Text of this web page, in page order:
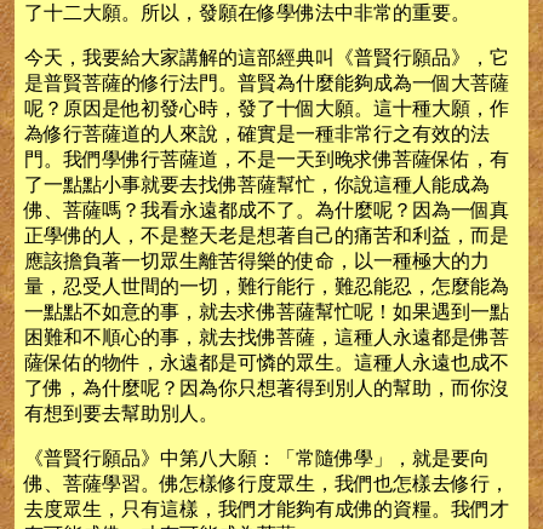
了十二大願。所以，發願在修學佛法中非常的重要。
今天，我要給大家講解的這部經典叫《普賢行願品》，它
是普賢菩薩的修行法門。普賢為什麼能夠成為一個大菩薩
呢？原因是他初發心時，發了十個大願。這十種大願，作
為修行菩薩道的人來說，確實是一種非常行之有效的法
門。我們學佛行菩薩道，不是一天到晚求佛菩薩保佑，有
了一點點小事就要去找佛菩薩幫忙，你說這種人能成為
佛、菩薩嗎？我看永遠都成不了。為什麼呢？因為一個真
正學佛的人，不是整天老是想著自己的痛苦和利益，而是
應該擔負著一切眾生離苦得樂的使命，以一種極大的力
量，忍受人世間的一切，難行能行，難忍能忍，怎麼能為
一點點不如意的事，就去求佛菩薩幫忙呢！如果遇到一點
困難和不順心的事，就去找佛菩薩，這種人永遠都是佛菩
薩保佑的物件，永遠都是可憐的眾生。這種人永遠也成不
了佛，為什麼呢？因為你只想著得到別人的幫助，而你沒
有想到要去幫助別人。
《普賢行願品》中第八大願：「常隨佛學」，就是要向
佛、菩薩學習。佛怎樣修行度眾生，我們也怎樣去修行，
去度眾生，只有這樣，我們才能夠有成佛的資糧。我們才